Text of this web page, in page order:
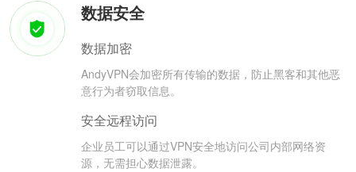
数据安全
数据加密
AndyVPN会加密所有传输的数据，防止黑客和其他恶
意行为者窃取信息。
安全远程访问
企业员工可以通过VPN安全地访问公司内部网络资
源，无需担心数据泄露。